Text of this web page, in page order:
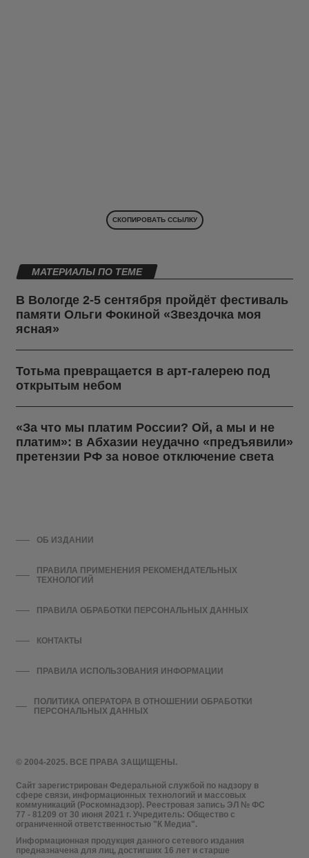
СКОПИРОВАТЬ ССЫЛКУ
МАТЕРИАЛЫ ПО ТЕМЕ
В Вологде 2-5 сентября пройдёт фестиваль
памяти Ольги Фокиной «Звездочка моя
ясная»
Тотьма превращается в арт-галерею под
открытым небом
«За что мы платим России? Ой, а мы и не
платим»: в Абхазии неудачно «предъявили»
претензии РФ за новое отключение света
© 2004-2025. ВСЕ ПРАВА ЗАЩИЩЕНЫ.
Сайт зарегистрирован Федеральной службой по надзору в
сфере связи, информационных технологий и массовых
коммуникаций (Роскомнадзор). Реестровая запись ЭЛ № ФС
77 - 81209 от 30 июня 2021 г. Учредитель: Общество с
ограниченной ответственностью "К Медиа".
Информационная продукция данного сетевого издания
предназначена для лиц, достигших 16 лет и старше
ОБ ИЗДАНИИ
ПРАВИЛА ПРИМЕНЕНИЯ РЕКОМЕНДАТЕЛЬНЫХ
ТЕХНОЛОГИЙ
ПРАВИЛА ОБРАБОТКИ ПЕРСОНАЛЬНЫХ ДАННЫХ
КОНТАКТЫ
ПРАВИЛА ИСПОЛЬЗОВАНИЯ ИНФОРМАЦИИ
ПОЛИТИКА ОПЕРАТОРА В ОТНОШЕНИИ ОБРАБОТКИ
ПЕРСОНАЛЬНЫХ ДАННЫХ